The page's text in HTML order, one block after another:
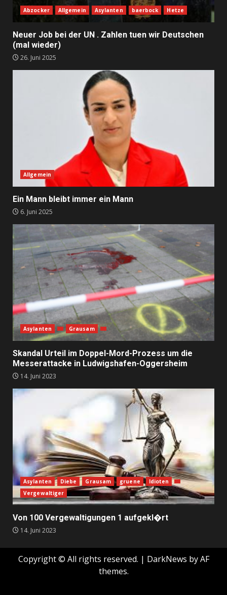
Abzocker Allgemein Asylanten baerbock Hetze
Neuer Job bei der UN . Zahlen tuen wir Deutschen
(mal wieder)
26. Juni 2025
Allgemein
Ein Mann bleibt immer ein Mann
6. Juni 2025
Asylanten Grausam
Skandal Urteil im Doppel-Mord-Prozess um die
Messerattacke in Ludwigshafen-Oggersheim
14. Juni 2023
Asylanten Diebe Grausam gruene
Idioten
Vergewaltiger
Von 100 Vergewaltigungen 1 aufgekl�rt
14. Juni 2023
Copyright © All rights reserved. | DarkNews by AF
themes.